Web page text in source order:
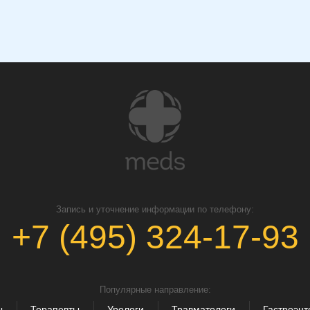
Запись и уточнение информации по телефону:
+7 (495) 324-17-93
Популярные направление: